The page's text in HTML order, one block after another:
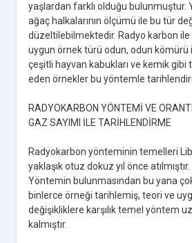
yaşlardan farklı olduğu bulunmuştur.
ağaç halkalarının ölçümü ile bu tür
düzeltilebilmektedir. Radyo karbon
uygun örnek türü odun, odun kömürü
çeşitli hayvan kabukları ve kemik gibi
eden örnekler bu yöntemle
RADYOKARBON YÖNTEMİ VE
GAZ SAYIMI İLE TARİHLENDİRME
Radyokarbon yönteminin temelleri
yaklaşık otuz dokuz yıl önce
Yöntemin bulunmasından bu yana
binlerce örneği tarihlemiş, teori ve
değişikliklere karşılık temel yöntem
kalmıştır.